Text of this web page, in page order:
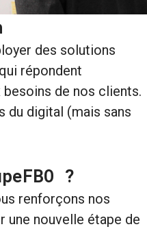
des solutions
répondent
de nos clients.
du digital (mais sans
?
renforçons nos
une nouvelle étape de